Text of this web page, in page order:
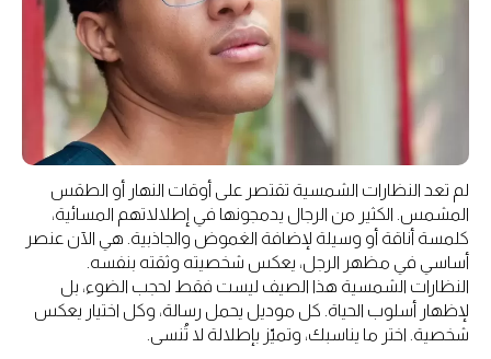
لم تعد النظارات الشمسية تقتصر على أوقات النهار أو الطقس
المشمس. الكثير من الرجال يدمجونها في إطلالاتهم المسائية،
كلمسة أناقة أو وسيلة لإضافة الغموض والجاذبية. هي الآن عنصر
أساسي في مظهر الرجل، يعكس شخصيته وثقته بنفسه.
النظارات الشمسية هذا الصيف ليست فقط لحجب الضوء، بل
لإظهار أسلوب الحياة. كل موديل يحمل رسالة، وكل اختيار يعكس
شخصية. اختر ما يناسبك، وتميّز بإطلالة لا تُنسى.